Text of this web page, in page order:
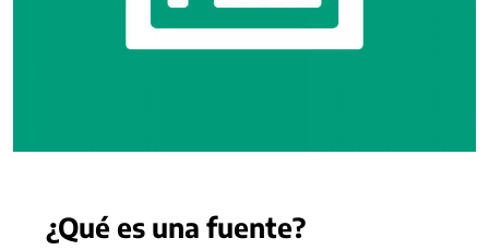
¿Qué es una fuente?